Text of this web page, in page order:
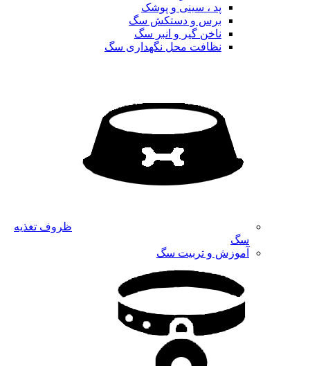
پد ، سینی و پوشک
برس و دستکش سگ
ناخن گیر و انبر سگ
نظافت محل نگهداری سگ
ظروف تغذیه
سگ
آموزش و تربیت سگ